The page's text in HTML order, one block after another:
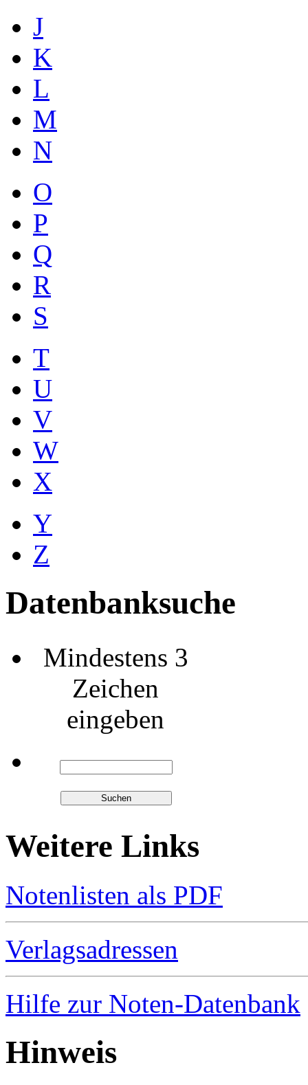
J
K
L
M
N
O
P
Q
R
S
T
U
V
W
X
Y
Z
Datenbanksuche
Mindestens 3
Zeichen
eingeben
Weitere Links
Notenlisten als PDF
Verlagsadressen
Hilfe zur Noten-Datenbank
Hinweis